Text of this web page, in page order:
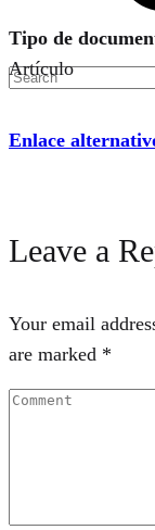
Tipo de
Artículo
Enlace
Leave a
Your email
are marked *